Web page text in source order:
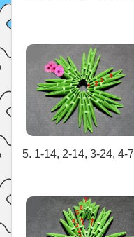
5. 1-14, 2-14, 3-24, 4-7